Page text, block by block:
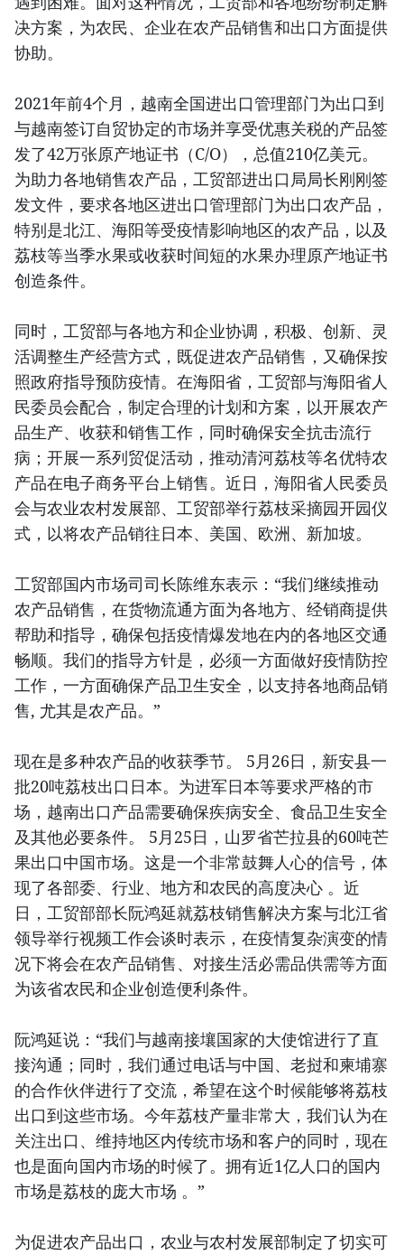
决方案，为农民、企业在农产品销售和出口方面提供
协助。
2021年前4个月，越南全国进出口管理部门为出口到
与越南签订自贸协定的市场并享受优惠关税的产品签
发了42万张原产地证书（C/O），总值210亿美元。
为助力各地销售农产品，工贸部进出口局局长刚刚签
发文件，要求各地区进出口管理部门为出口农产品，
特别是北江、海阳等受疫情影响地区的农产品，以及
荔枝等当季水果或收获时间短的水果办理原产地证书
创造条件。
同时，工贸部与各地方和企业协调，积极、创新、灵
活调整生产经营方式，既促进农产品销售，又确保按
照政府指导预防疫情。在海阳省，工贸部与海阳省人
民委员会配合，制定合理的计划和方案，以开展农产
品生产、收获和销售工作，同时确保安全抗击流行
病；开展一系列贸促活动，推动清河荔枝等名优特农
产品在电子商务平台上销售。近日，海阳省人民委员
会与农业农村发展部、工贸部举行荔枝采摘园开园仪
式，以将农产品销往日本、美国、欧洲、新加坡。
工贸部国内市场司司长陈维东表示：“我们继续推动
农产品销售，在货物流通方面为各地方、经销商提供
帮助和指导，确保包括疫情爆发地在内的各地区交通
畅顺。我们的指导方针是，必须一方面做好疫情防控
工作，一方面确保产品卫生安全，以支持各地商品销
售, 尤其是农产品。”
现在是多种农产品的收获季节。 5月26日，新安县一
批20吨荔枝出口日本。为进军日本等要求严格的市
场，越南出口产品需要确保疾病安全、食品卫生安全
及其他必要条件。 5月25日，山罗省芒拉县的60吨芒
果出口中国市场。这是一个非常鼓舞人心的信号，体
现了各部委、行业、地方和农民的高度决心 。近
日，工贸部部长阮鸿延就荔枝销售解决方案与北江省
领导举行视频工作会谈时表示，在疫情复杂演变的情
况下将会在农产品销售、对接生活必需品供需等方面
为该省农民和企业创造便利条件。
阮鸿延说：“我们与越南接壤国家的大使馆进行了直
接沟通；同时，我们通过电话与中国、老挝和柬埔寨
的合作伙伴进行了交流，希望在这个时候能够将荔枝
出口到这些市场。今年荔枝产量非常大，我们认为在
关注出口、维持地区内传统市场和客户的同时，现在
也是面向国内市场的时候了。拥有近1亿人口的国内
市场是荔枝的庞大市场 。”
为促进农产品出口，农业与农村发展部制定了切实可